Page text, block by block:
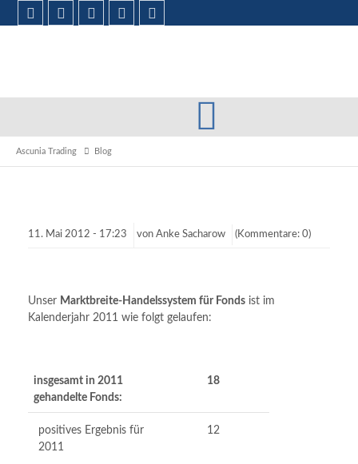
Ascunia Trading Blog
11. Mai 2012 - 17:23 von Anke Sacharow (Kommentare: 0)
Unser Marktbreite-Handelssystem für Fonds ist im
Kalenderjahr 2011 wie folgt gelaufen:
insgesamt in 2011
gehandelte Fonds:
18
positives Ergebnis für
2011
12